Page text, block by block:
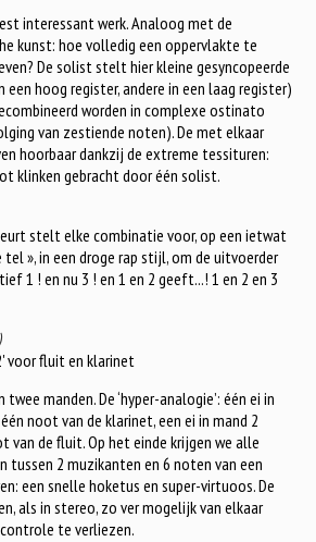
interessant werk. Analoog met de
kunst: hoe volledig een oppervlakte te
De solist stelt hier kleine gesyncopeerde
hoog register, andere in een laag register)
worden in complexe ostinato
van zestiende noten). De met elkaar
hoorbaar dankzij de extreme tessituren:
klinken gebracht door één solist.
stelt elke combinatie voor, op een ietwat
tel », in een droge rap stijl, om de uitvoerder
1 ! en nu 3 ! en 1 en 2 geeft...! 1 en 2 en 3
voor fluit en klarinet
manden. De ‘hyper-analogie’: één ei in
noot van de klarinet, een ei in mand 2
van de fluit. Op het einde krijgen we alle
2 muzikanten en 6 noten van een
een snelle hoketus en super-virtuoos. De
als in stereo, zo ver mogelijk van elkaar
te verliezen.